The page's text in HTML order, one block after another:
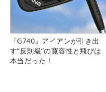
『G740』アイアンが引き出
す“反則級”の寛容性と飛びは
本当だった！